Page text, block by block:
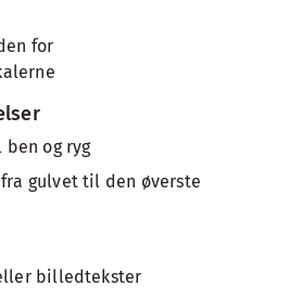
for
ben og ryg
gulvet til den øverste
billedtekster